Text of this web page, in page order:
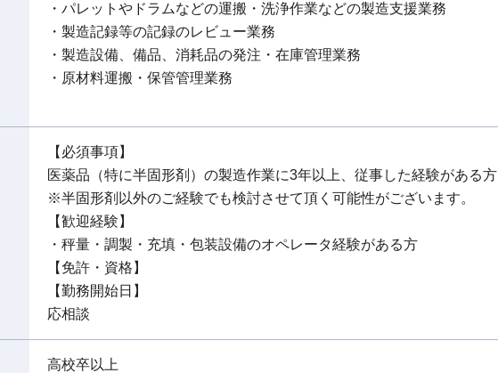
・パレットやドラムなどの運搬・洗浄作業などの製造支援業務
・製造記録等の記録のレビュー業務
・製造設備、備品、消耗品の発注・在庫管理業務
・原材料運搬・保管管理業務
【必須事項】
医薬品（特に半固形剤）の製造作業に3年以上、従事した経験がある方
※半固形剤以外のご経験でも検討させて頂く可能性がございます。
【歓迎経験】
・秤量・調製・充填・包装設備のオペレータ経験がある方
【免許・資格】
【勤務開始日】
応相談
高校卒以上